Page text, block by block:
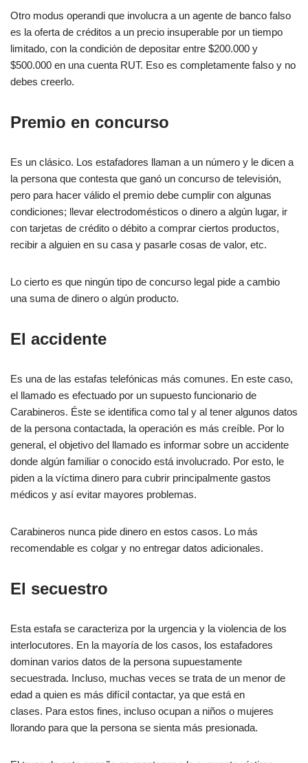
Otro modus operandi que involucra a un agente de banco falso
es la oferta de créditos a un precio insuperable por un tiempo
limitado, con la condición de depositar entre $200.000 y
$500.000 en una cuenta RUT. Eso es completamente falso y no
debes creerlo.
Premio en concurso
Es un clásico. Los estafadores llaman a un número y le dicen a
la persona que contesta que ganó un concurso de televisión,
pero para hacer válido el premio debe cumplir con algunas
condiciones; llevar electrodomésticos o dinero a algún lugar, ir
con tarjetas de crédito o débito a comprar ciertos productos,
recibir a alguien en su casa y pasarle cosas de valor, etc.
Lo cierto es que ningún tipo de concurso legal pide a cambio
una suma de dinero o algún producto.
El accidente
Es una de las estafas telefónicas más comunes. En este caso,
el llamado es efectuado por un supuesto funcionario de
Carabineros. Éste se identifica como tal y al tener algunos datos
de la persona contactada, la operación es más creíble. Por lo
general, el objetivo del llamado es informar sobre un accidente
donde algún familiar o conocido está involucrado. Por esto, le
piden a la víctima dinero para cubrir principalmente gastos
médicos y así evitar mayores problemas.
Carabineros nunca pide dinero en estos casos. Lo más
recomendable es colgar y no entregar datos adicionales.
El secuestro
Esta estafa se caracteriza por la urgencia y la violencia de los
interlocutores. En la mayoría de los casos, los estafadores
dominan varios datos de la persona supuestamente
secuestrada. Incluso, muchas veces se trata de un menor de
edad a quien es más difícil contactar, ya que está en
clases. Para estos fines, incluso ocupan a niños o mujeres
llorando para que la persona se sienta más presionada.